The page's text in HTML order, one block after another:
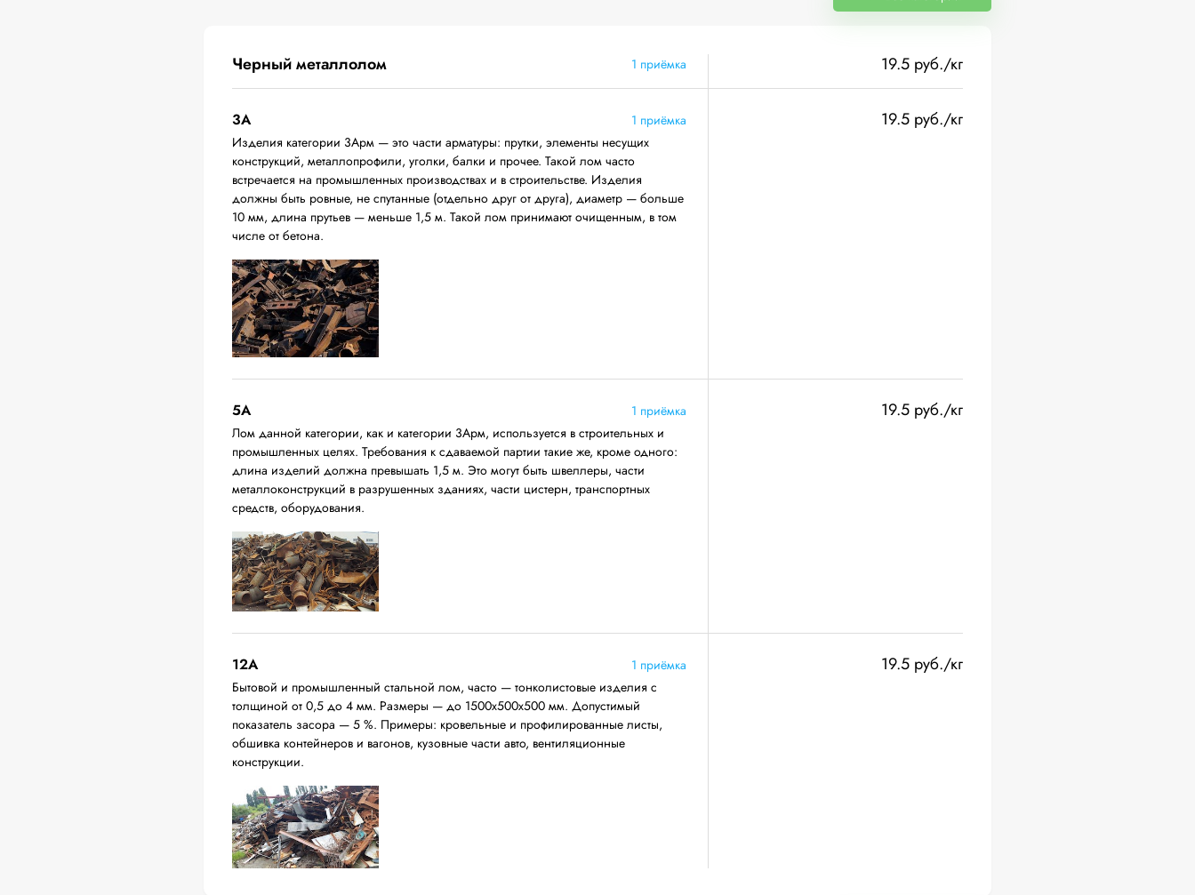
Черный металлолом 1 приёмка 19.5 руб./кг
3А
1 приёмка
Изделия категории 3Арм — это части арматуры: прутки, элементы несущих
конструкций, металлопрофили, уголки, балки и прочее. Такой лом часто
встречается на промышленных производствах и в строительстве. Изделия
должны быть ровные, не спутанные (отдельно друг от друга), диаметр — больше
10 мм, длина прутьев — меньше 1,5 м. Такой лом принимают очищенным, в том
числе от бетона.
19.5 руб./кг
5А
1 приёмка
Лом данной категории, как и категории 3Арм, используется в строительных и
промышленных целях. Требования к сдаваемой партии такие же, кроме одного:
длина изделий должна превышать 1,5 м. Это могут быть швеллеры, части
металлоконструкций в разрушенных зданиях, части цистерн, транспортных
средств, оборудования.
19.5 руб./кг
12A
1 приёмка
Бытовой и промышленный стальной лом, часто — тонколистовые изделия с
толщиной от 0,5 до 4 мм. Размеры — до 1500х500х500 мм. Допустимый
показатель засора — 5 %. Примеры: кровельные и профилированные листы,
обшивка контейнеров и вагонов, кузовные части авто, вентиляционные
конструкции.
19.5 руб./кг